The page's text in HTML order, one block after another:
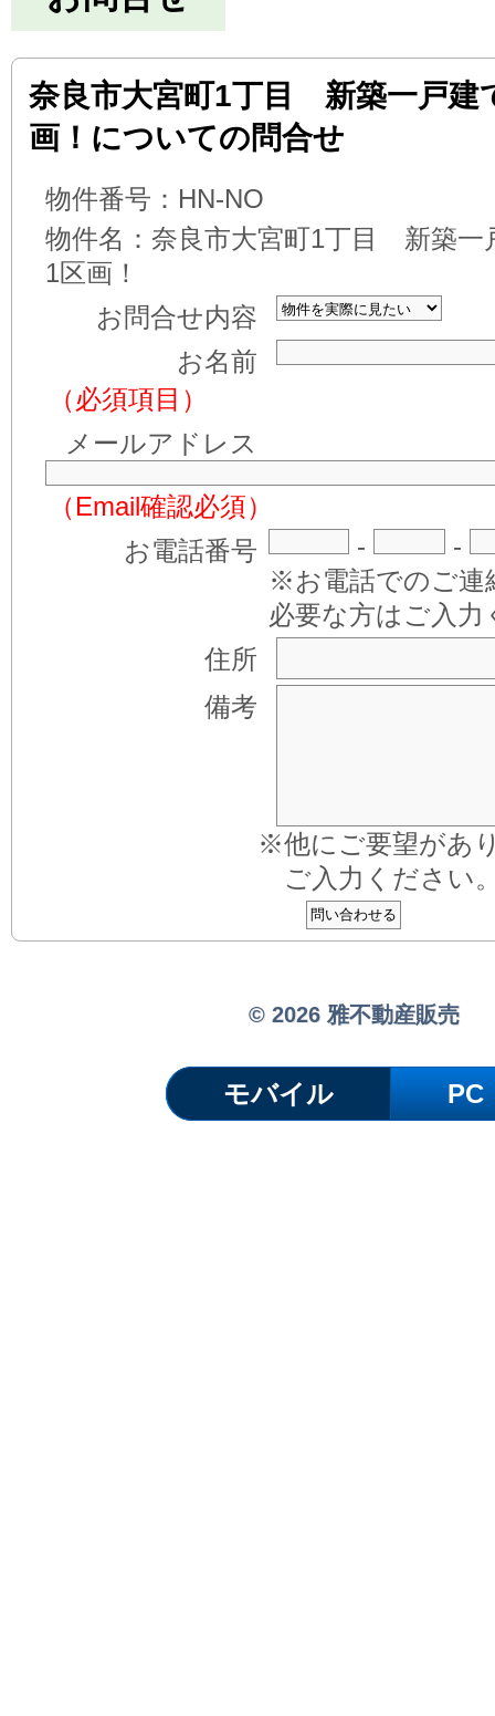
奈良市大宮町1丁目 新築一戸
画！についての問合せ
物件番号： HN-NO
物件名： 奈良市大宮町1丁目 新築
1区画！
お問合せ内容
お名前
（必須項目）
メールアドレス
（Email確認必須）
お電話番号
-
-
※お電話でのご連
必要な方はご入力
住所
備考
※他にご要望があ
ご入力ください
© 2026 雅不動産販売
モバイル PC